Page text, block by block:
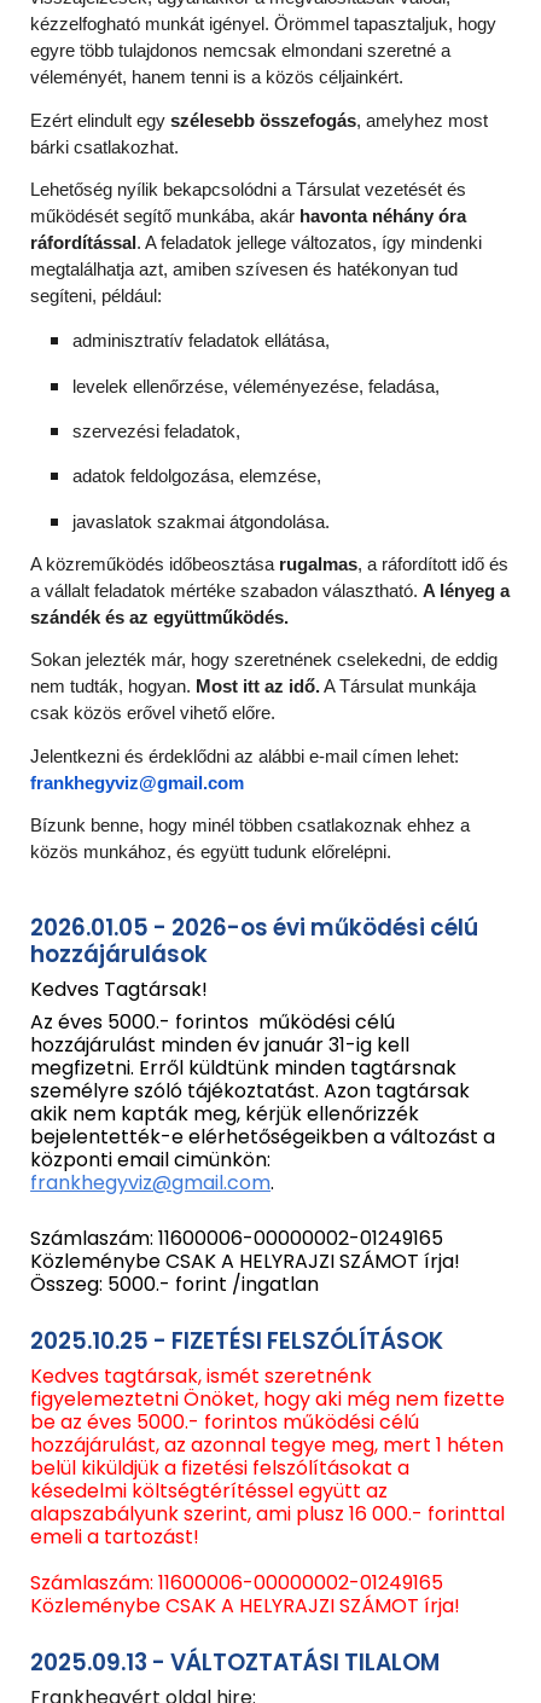
kézzelfogható munkát igényel. Örömmel tapasztaljuk, hogy
egyre több tulajdonos nemcsak elmondani szeretné a
véleményét, hanem tenni is a közös céljainkért.
Ezért elindult egyszélesebb összefogás, amelyhez most
bárki csatlakozhat.
Lehetőség nyílik bekapcsolódni a Társulat vezetését és
működését segítő munkába, akár havonta néhány óra
ráfordítással . A feladatok jellege változatos, így mindenki
megtalálhatja azt, amiben szívesen és hatékonyan tud
segíteni, például:
adminisztratív feladatok ellátása,
levelek ellenőrzése, véleményezése, feladása,
szervezési feladatok,
adatok feldolgozása, elemzése,
javaslatok szakmai átgondolása.
A közreműködés időbeosztása rugalmas, a ráfordított idő és
a vállalt feladatok mértéke szabadon választható.A lényeg a
szándék és az együttműködés.
Sokan jelezték már, hogy szeretnének cselekedni, de eddig
nem tudták, hogyan. Most itt az idő.A Társulat munkája
csak közös erővel vihető előre.
Jelentkezni és érdeklődni az alábbi e-mail címen lehet:
frankhegyviz@gmail.com
Bízunk benne, hogy minél többen csatlakoznak ehhez a
közös munkához, és együtt tudunk előrelépni.
2026.01.05 - 2026-os évi működési célú
hozzájárulások
Kedves Tagtársak!
Az éves 5000.- forintos működési célú
hozzájárulást minden év január 31-ig kell
megfizetni. Erről küldtünk minden tagtársnak
személyre szóló tájékoztatást. Azon tagtársak
akik nem kapták meg, kérjük ellenőrizzék
bejelentették-e elérhetőségeikben a változást a
központi email cimünkön:
frankhegyviz@gmail.com.
Számlaszám: 11600006-00000002-01249165
Közleménybe CSAK A HELYRAJZI SZÁMOT írja!
Összeg: 5000.- forint /ingatlan
2025.10.25 - FIZETÉSI FELSZÓLÍTÁSOK
Kedves tagtársak, ismét szeretnénk
figyelemeztetni Önöket, hogy aki még nem fizette
be az éves 5000.- forintos működési célú
hozzájárulást, az azonnal tegye meg, mert 1 héten
belül kiküldjük a fizetési felszólításokat a
késedelmi költségtérítéssel együtt az
alapszabályunk szerint, ami plusz 16 000.- forinttal
emeli a tartozást!
Számlaszám: 11600006-00000002-01249165
Közleménybe CSAK A HELYRAJZI SZÁMOT írja!
2025.09.13 - VÁLTOZTATÁSI TILALOM